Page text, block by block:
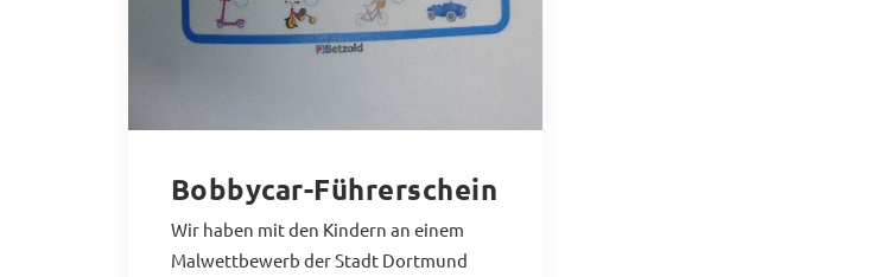
Bobbycar-Führerschein
Wir haben mit den Kindern an einem
Malwettbewerb der Stadt Dortmund